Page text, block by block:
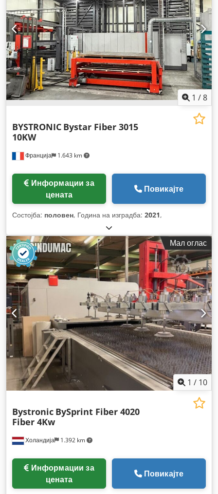
1 /8
Франција 1.643 km
BYSTRONIC Bystar Fiber 3015
10KW
цената
Повикајте
Состојба: половен, Година на изградба: 2021,
Мал оглас
1 / 10
Холандија 1.392 km
Bystronic BySprint Fiber 4020
Fiber 4Kw
цената
Повикајте